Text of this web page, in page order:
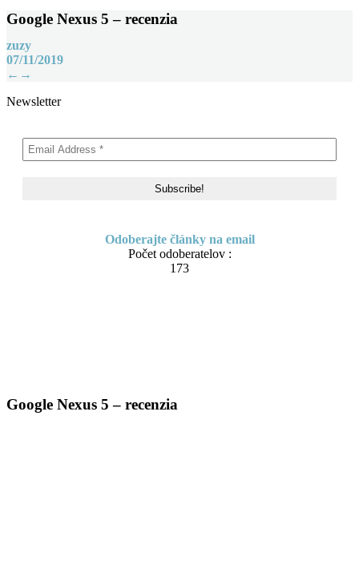
Google Nexus 5 – recenzia
zuzy
07/11/2019
Post
navigation
← →
Newsletter
Odoberajte články na email
Počet odoberatelov :
173
Google Nexus 5 – recenzia